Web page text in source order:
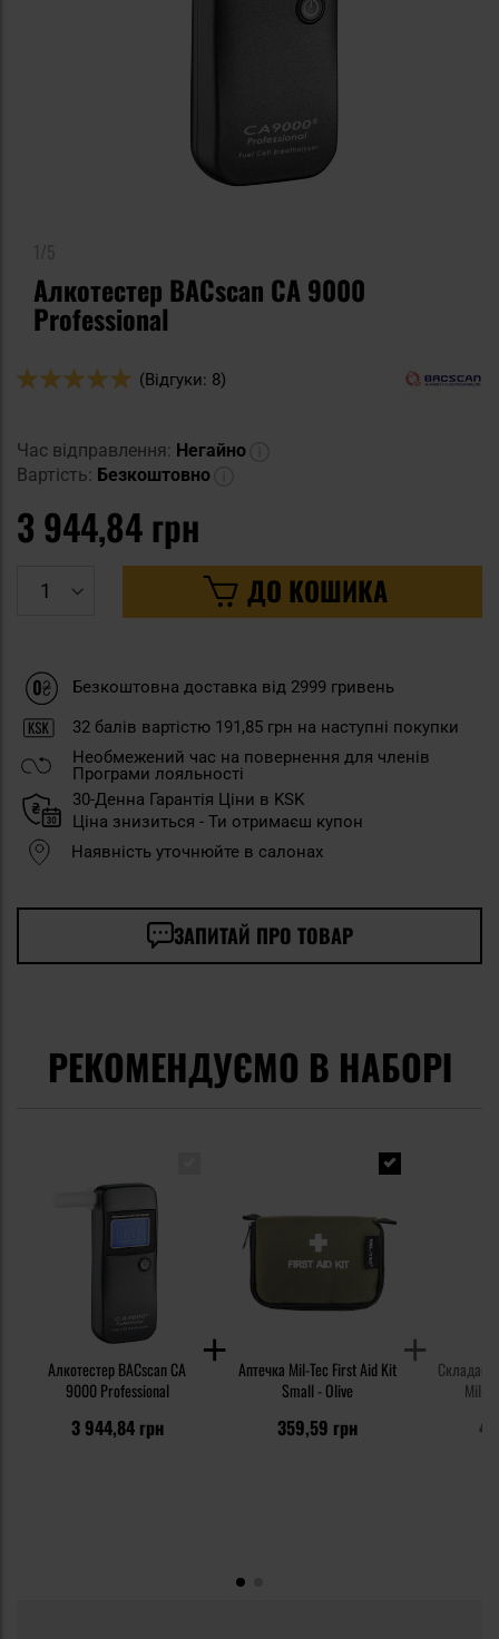
Алкотестер BACscan CA 9000
Professional
Оцінка:
(Відгуки: 8)
Час відправлення: Негайно
Вартість: Безкоштовно
3 944,84 грн
ДО КОШИКА
Безкоштовна доставка від 2999 гривень
32 балів вартістю 191,85 грн на наступні покупки
Необмежений час на повернення для членів
Програми лояльності
30-Денна Гарантія Ціни в KSK
Ціна знизиться - Ти отримаєш купон
Наявність уточнюйте в салонах
ЗАПИТАЙ ПРО ТОВАР
РЕКОМЕНДУЄМО В НАБОРІ
Алкотестер BACscan CA
9000 Professional
3 944,84 грн
Аптечка Mil-Tec First Aid Kit
Small - Olive
359,59 грн
Mil-